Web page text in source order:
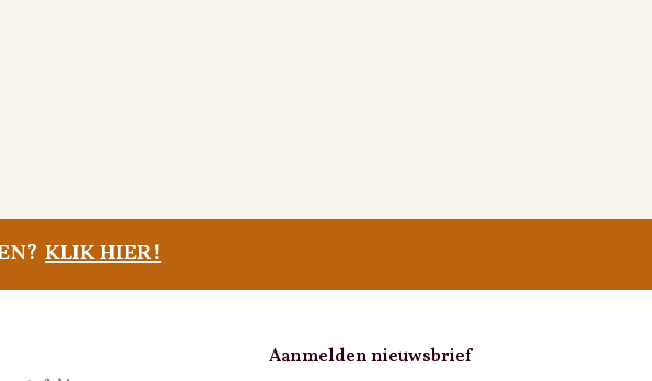
KLIK HIER!
Aanmelden nieuwsbrief